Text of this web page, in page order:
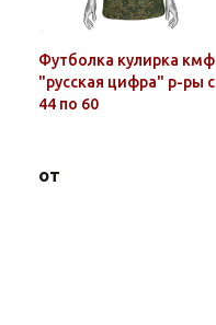
Футболка кулирка кмф
"русская цифра" р-ры с
44 по 60
от